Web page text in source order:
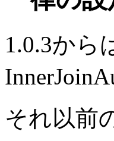
1.0.3から
それ以前